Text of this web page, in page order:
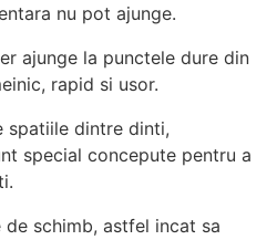
nu pot ajunge.
ajunge la punctele dure din
rapid si usor.
spatiile dintre dinti,
special concepute pentru a
schimb, astfel incat sa